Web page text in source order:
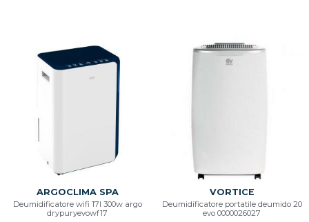
ARGOCLIMA SPA
Deumidificatore wifi 17l 300w argo
drypuryevowf17
VORTICE
Deumidificatore portatile deumido 20
evo 0000026027